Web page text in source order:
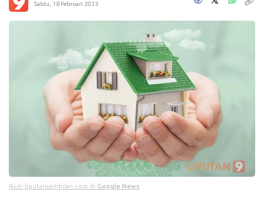
Sabtu, 18 Februari 2023
Ikuti liputansembilan.com di Google News